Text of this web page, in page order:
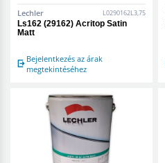
Lechler L0290162L3,75
Ls162 (29162) Acritop Satin
Matt
Bejelentkezés az árak
megtekintéséhez